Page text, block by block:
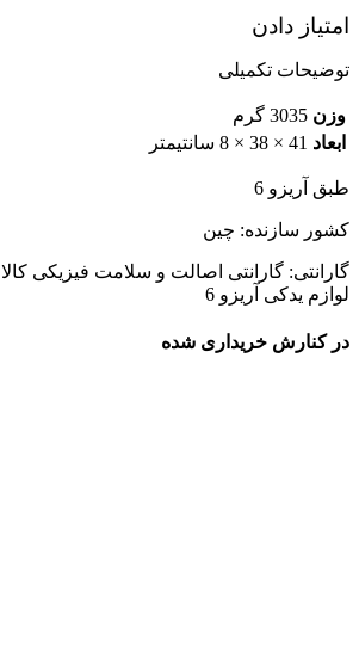
امتیاز دادن
توضیحات تکمیلی
وزن 3035 گرم
ابعاد 41 × 38 × 8 سانتیمتر
طبق آریزو 6
کشور سازنده: چین
گارانتی: گارانتی اصالت و سلامت فیزیکی کالا
لوازم یدکی آریزو 6
در کنارش خریداری شده